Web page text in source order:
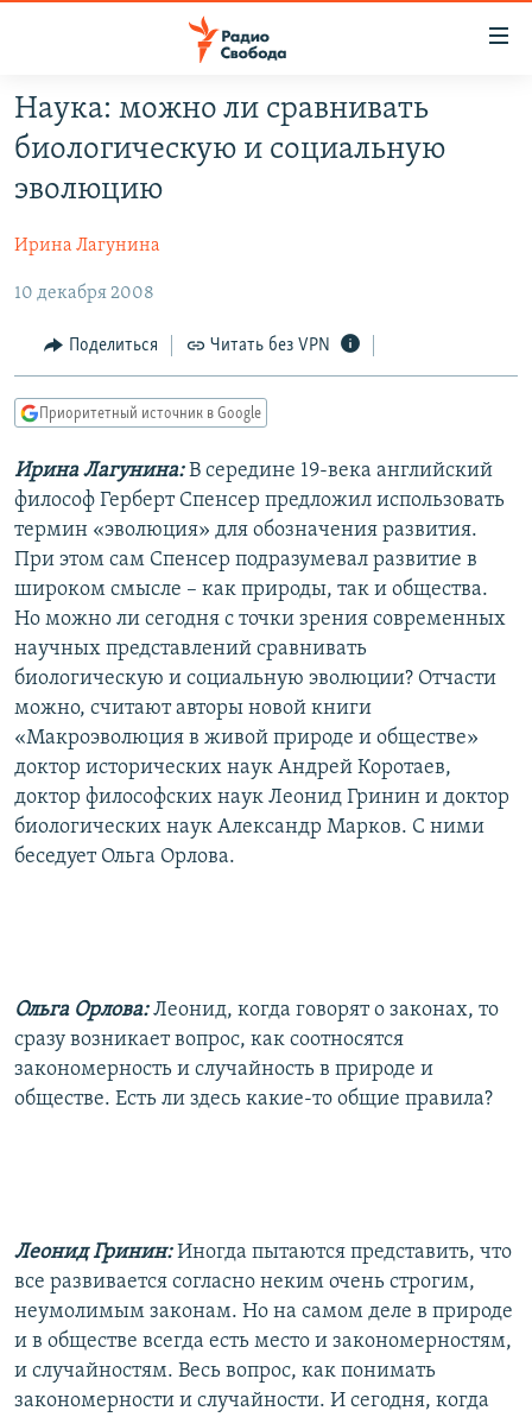
упрощенного
доступа
основному
Вернутся
главной
навигации
Вернутся
поиску
ПРОГРАММЫ
ЦИТАТЫ СВОБОДЫ
МНЕНИЯ
КУЛЬТУРА
IDEL.РЕАЛИИ
КАВКАЗ.РЕАЛИИ
СЕВЕР.РЕАЛИИ
СИБИРЬ.РЕАЛИИ
РАСПИСАНИЕ ВЕЩАНИЯ
ПОДПИШИТЕСЬ НА РАССЫЛКУ
СОЦИАЛЬНЫЕ СЕТИ
Все сайты РСЕ/РС
Наука: можно ли сравнивать
биологическую и социальную
эволюцию
Ирина Лагунина
10 декабря 2008
Поделиться Читать без VPN
Приоритетный источник в Google
Ирина Лагунина:В середине 19-века английский
философ Герберт Спенсер предложил использовать
термин «эволюция» для обозначения развития.
При этом сам Спенсер подразумевал развитие в
широком смысле – как природы, так и общества.
Но можно ли сегодня с точки зрения современных
научных представлений сравнивать
биологическую и социальную эволюции? Отчасти
можно, считают авторы новой книги
«Макроэволюция в живой природе и обществе»
доктор исторических наук Андрей Коротаев,
доктор философских наук Леонид Гринин и доктор
биологических наук Александр Марков. С ними
беседует Ольга Орлова.
Ольга Орлова:Леонид, когда говорят о законах, то
сразу возникает вопрос, как соотносятся
закономерность и случайность в природе и
обществе. Есть ли здесь какие-то общие правила?
Леонид Гринин:Иногда пытаются представить, что
все развивается согласно неким очень строгим,
неумолимым законам. Но на самом деле в природе
и в обществе всегда есть место и закономерностям,
и случайностям. Весь вопрос, как понимать
закономерности и случайности. И сегодня, когда